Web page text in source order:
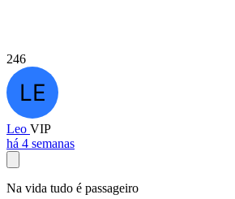
246
Leo VIP
há 4 semanas
Na vida tudo é passageiro